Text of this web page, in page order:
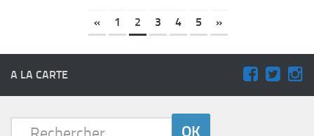
« 1 2 3 4 5 »
A LA CARTE